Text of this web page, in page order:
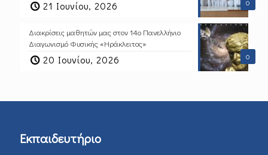
0
21 Ιουνίου, 2026
0
Διακρίσεις μαθητών μας στον 14ο Πανελλήνιο
Διαγωνισμό Φυσικής «Ηράκλειτος»
20 Ιουνίου, 2026
Εκπαιδευτήριο